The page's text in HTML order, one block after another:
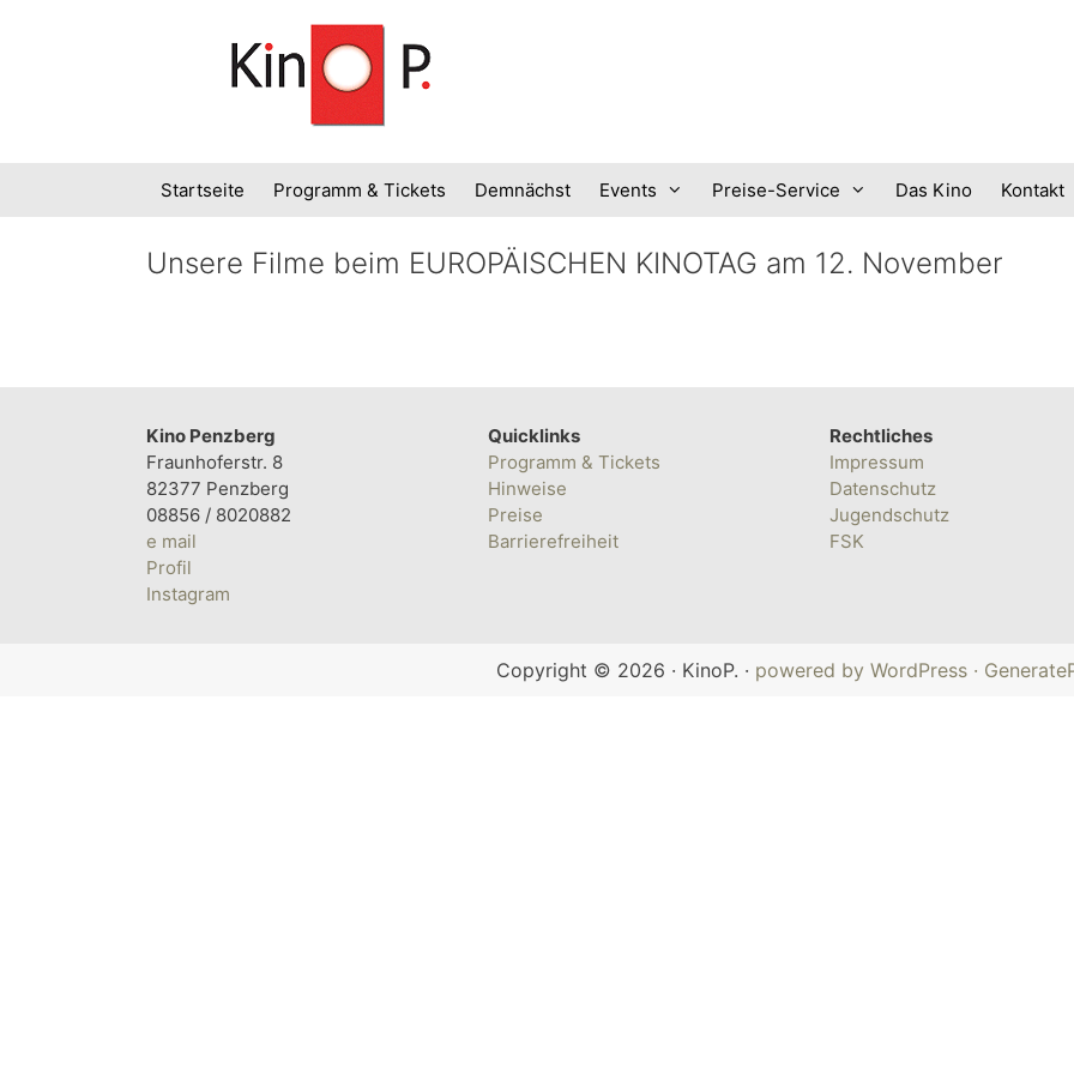
Startseite Programm & Tickets Demnächst Events Preise-Service Das Kino Kontakt
Unsere Filme beim EUROPÄISCHEN KINOTAG am 12. November
Kino Penzberg
Fraunhoferstr. 8
82377 Penzberg
08856 / 8020882
e mail
Profil
Instagram
Quicklinks
Programm & Tickets
Hinweise
Preise
Barrierefreiheit
Rechtliches
Impressum
Datenschutz
Jugendschutz
FSK
Copyright © 2026 · KinoP. · powered by WordPress ·